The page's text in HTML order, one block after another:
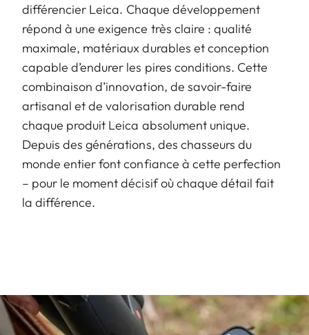
différencier Leica. Chaque développement
répond à une exigence très claire : qualité
maximale, matériaux durables et conception
capable d’endurer les pires conditions. Cette
combinaison d’innovation, de savoir-faire
artisanal et de valorisation durable rend
chaque produit Leica absolument unique.
Depuis des générations, des chasseurs du
monde entier font confiance à cette perfection
– pour le moment décisif où chaque détail fait
la différence.